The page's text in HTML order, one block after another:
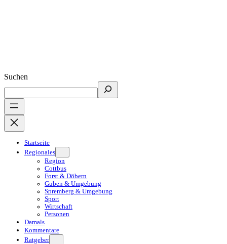
Suchen
Startseite
Regionales
Region
Cottbus
Forst & Döbern
Guben & Umgebung
Spremberg & Umgebung
Sport
Wirtschaft
Personen
Damals
Kommentare
Ratgeber